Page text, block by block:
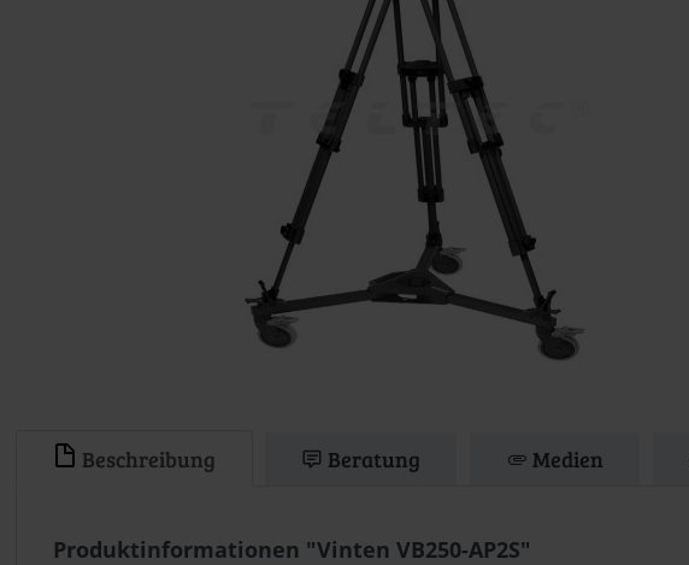
Beschreibung Beratung Medien
Produktinformationen "Vinten VB250-AP2S"